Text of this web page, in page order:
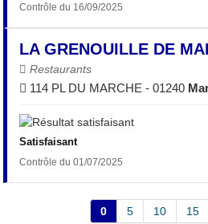
Contrôle du 16/09/2025
LA GRENOUILLE DE
Restaurants
114 PL DU MARCHE - 01240
Satisfaisant
Contrôle du 01/07/2025
0 5 10 15